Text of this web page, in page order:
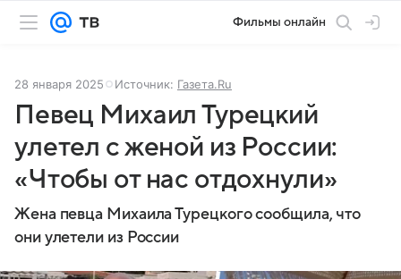
Фильмы онлайн
28 января 2025 Источник: Газета.Ru
Певец Михаил Турецкий
улетел с женой из России:
«Чтобы от нас отдохнули»
Жена певца Михаила Турецкого сообщила, что
они улетели из России